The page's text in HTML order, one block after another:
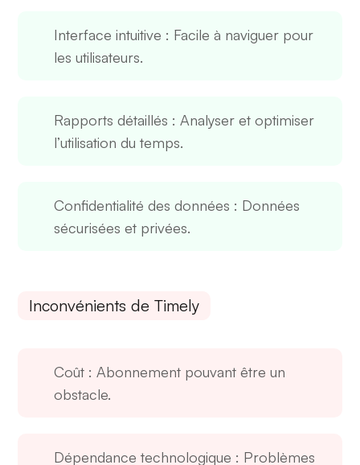
Interface intuitive : Facile à naviguer pour
les utilisateurs.
Rapports détaillés : Analyser et optimiser
l’utilisation du temps.
Confidentialité des données : Données
sécurisées et privées.
Inconvénients de Timely
Coût : Abonnement pouvant être un
obstacle.
Dépendance technologique : Problèmes